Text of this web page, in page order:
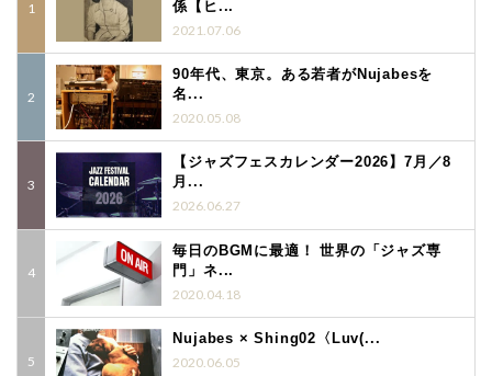
係【ヒ...
2021.07.06
90年代、東京。ある若者がNujabesを
名...
2020.05.08
【ジャズフェスカレンダー2026】7月／8
月...
2026.06.27
毎日のBGMに最適！ 世界の「ジャズ専
門」ネ...
2020.04.18
Nujabes × Shing02〈Luv(...
2020.06.05